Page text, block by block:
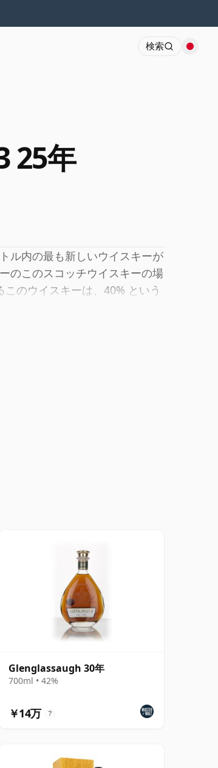
検索
25年
ル内の最も新しいウイスキーが
のこのスコッチウイスキーの場
のウイスキーは、40% という
Glenglassaugh 30年
700ml • 42%
￥14万 ?